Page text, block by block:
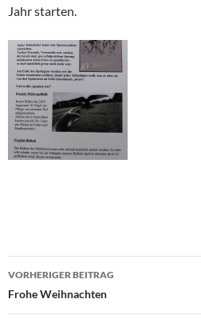
Jahr starten.
Beitragsnavigation
VORHERIGER BEITRAG
Frohe Weihnachten